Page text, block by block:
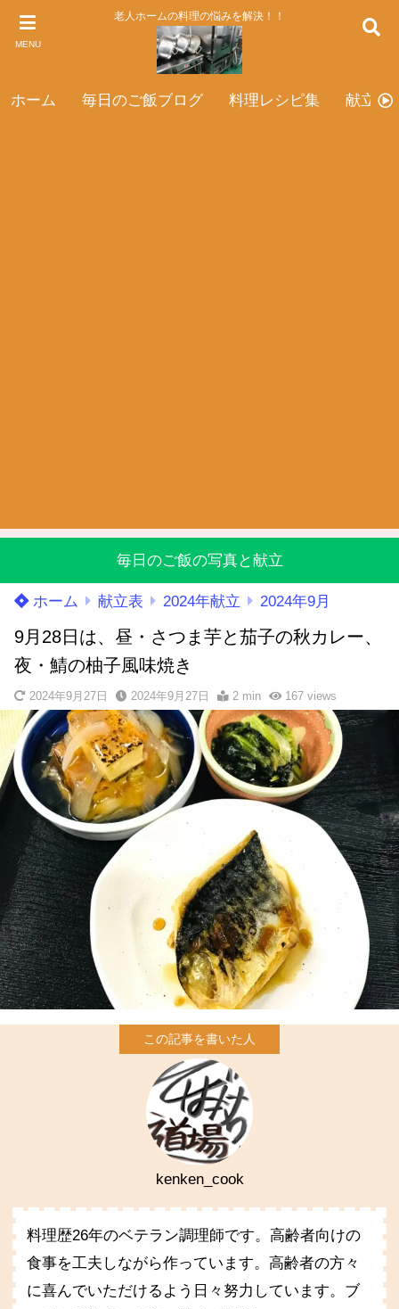
MENU
老人ホームの料理の悩みを解決！！
ホーム 毎日のご飯ブログ 料理レシピ集 献立表
毎日のご飯の写真と献立
ホーム 献立表 2024年献立 2024年9月
9月28日は、昼・さつま芋と茄子の秋カレー、
夜・鯖の柚子風味焼き
2024年9月27日 2024年9月27日 2 min 167views
kenken_cook
料理歴26年のベテラン調理師です。高齢者向けの
食事を工夫しながら作っています。高齢者の方々
に喜んでいただけるよう日々努力しています。ブ